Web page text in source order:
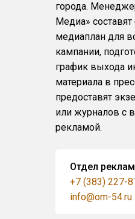
города.
Медиа»
медиаплан для
кампании,
график выхода
материала в
предоставят
или журналов
рекламой.
Отдел
+7 (383) 227-
info@om-54.ru